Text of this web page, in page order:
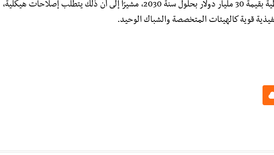
بلوغ صادرات غير نفطية بقيمة 30 مليار دولار بحلول سنة 2030، مشيرًا إلى أن ذلك يتطلب إصلاحات هيكلية،
قوية كالهيئات المتخصصة والشباك الوحيد.
Cloud